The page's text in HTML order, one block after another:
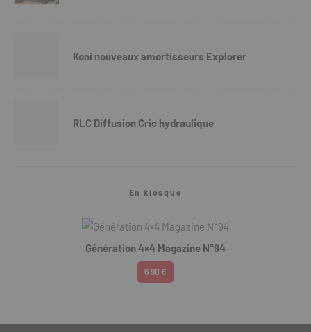
Koni nouveaux amortisseurs Explorer
RLC Diffusion Cric hydraulique
En kiosque
Génération 4×4 Magazine N°94
6.90 €